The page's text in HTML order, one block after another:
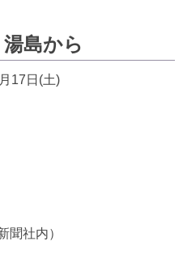
島から
17日(土)
聞社内）